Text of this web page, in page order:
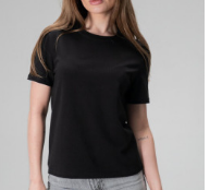
повсякденний
темно-сірий